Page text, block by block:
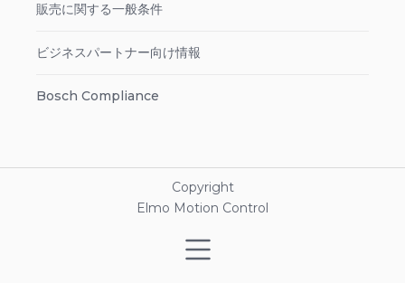
販売に関する一般条件
ビジネスパートナー向け情報
Bosch Compliance
Copyright
Elmo Motion Control